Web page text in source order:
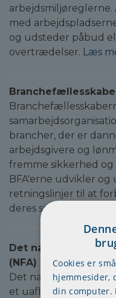
med
og udsteder påbud
overtrædelser. Læs
brancher, der er
arbejdsgivere og
fremme sikkerhed og
BFA'erne udvikler
retningslinjer til at
deres specifikke
Det nationale
(NFA)
Det nationale
et uafhængigt
Cookies er
hjemmesider,
din computer.